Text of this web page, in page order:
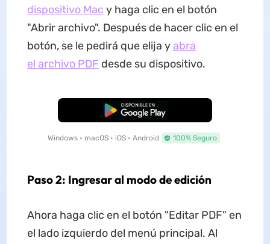
dispositivo Mac y haga clic en el botón
"Abrir archivo". Después de hacer clic en el
botón, se le pedirá que elija yabra
el archivo PDF desde su dispositivo.
Descarga Gratuita
Windows • macOS • iOS • Android 100% Seguro
Paso 2: Ingresar al modo de edición
Ahora haga clic en el botón "Editar PDF" en
el lado izquierdo del menú principal. Al